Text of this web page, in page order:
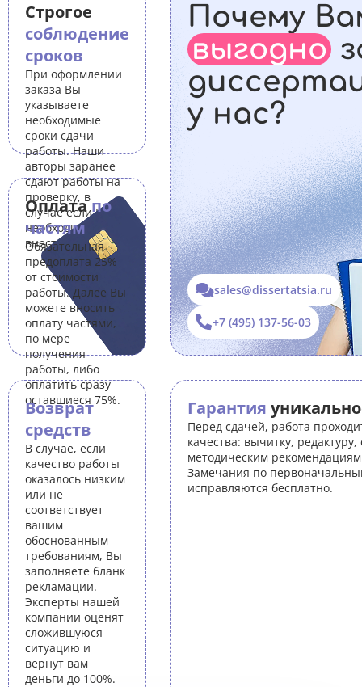
Строгое
соблюдение
сроков
При оформлении
заказа Вы
указываете
необходимые
сроки сдачи
работы. Наши
авторы заранее
сдают работы на
проверку, в
случае если Вам
необходимо
внести правки.
Оплатапо
частям
Обязательная
предоплата 25%
от стоимости
работы. Далее Вы
можете вносить
оплату частями,
по мере
получения
работы, либо
оплатить сразу
оставшиеся 75%.
Возврат
средств
В случае, если
качество работы
оказалось низким
или не
соответствует
вашим
обоснованным
требованиям, Вы
заполняете бланк
рекламации.
Эксперты нашей
компании оценят
сложившуюся
ситуацию и
вернут вам
деньги до 100%.
Почему
выгодно
у нас?
sales@dissertatsia.ru
+7 (495) 137-56-03
Гарантия
Перед сдачей, работа
качества: вычитку, редактуру,
методическим
Замечания по
исправляются бесплатно.